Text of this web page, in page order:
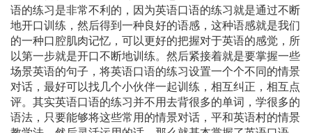
语的练习是非常不利的，因为英语口语的练习就是通过不断
地开口训练，然后得到一种良好的语感，这种语感就是我们
的一种口腔肌肉记忆，可以更好的把握对于英语的感觉，所
以第一步就是开口不断地训练。然后紧接着就是要掌握一些
场景英语的句子，将英语口语的练习设置一个个不同的情景
对话，最好可以找几个小伙伴一起训练，相互纠正，相互点
评。其实英语口语的练习并不用去背很多的单词，学很多的
语法，只要能够将这些常用的情景对话，平和英语村的情景